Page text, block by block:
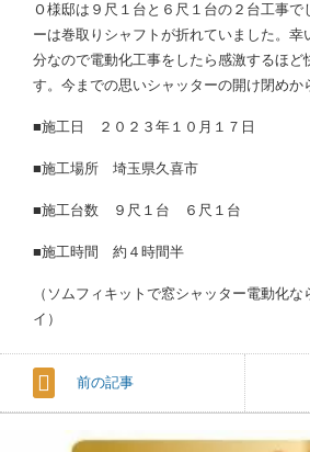
Ｏ様邸は９尺１台と６尺１台の２台工事で
ーは巻取りシャフトが折れていました。幸
分なので電動化工事をしたら感激するほど
す。今までの思いシャッターの開け閉めか
■施工日 ２０２３年１０月１７日
■施工場所 埼玉県久喜市
■施工台数 ９尺１台 ６尺１台
■施工時間 約４時間半
（ソムフィキットで窓シャッター電動化
イ）
前の記事